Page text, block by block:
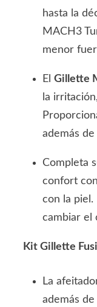
hasta la
MACH3
menor
ElGillette
la
además
Completa
confort
con la
cambiar el
Kit Gillette
La
además